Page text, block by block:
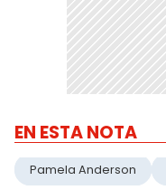
EN ESTA NOTA
Pamela Anderson